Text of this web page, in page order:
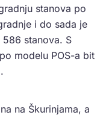
stanova po
i do sada je
stanova. S
modelu POS-a bit
na Škurinjama, a